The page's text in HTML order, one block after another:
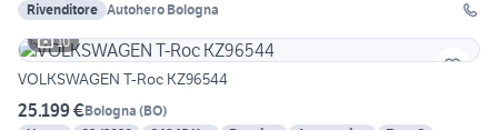
Rivenditore Autohero Bologna
10
VOLKSWAGEN T-Roc KZ96544
25.199 €Bologna (BO)